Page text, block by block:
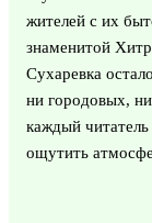
жителей с их
знаменитой
Сухаревка
ни городовых, ни
каждый
ощутить